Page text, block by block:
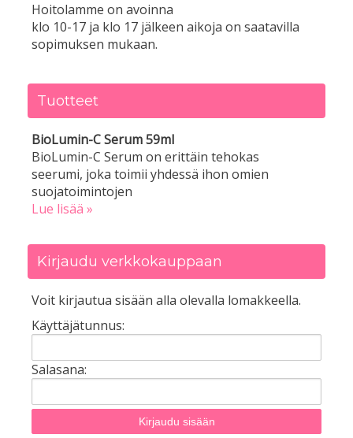
Hoitolamme on avoinna
klo 10-17 ja klo 17 jälkeen aikoja on saatavilla
sopimuksen mukaan.
Tuotteet
BioLumin-C Serum 59ml
BioLumin-C Serum on erittäin tehokas
seerumi, joka toimii yhdessä ihon omien
suojatoimintojen
Lue lisää »
Kirjaudu verkkokauppaan
Voit kirjautua sisään alla olevalla lomakkeella.
Käyttäjätunnus:
Salasana: